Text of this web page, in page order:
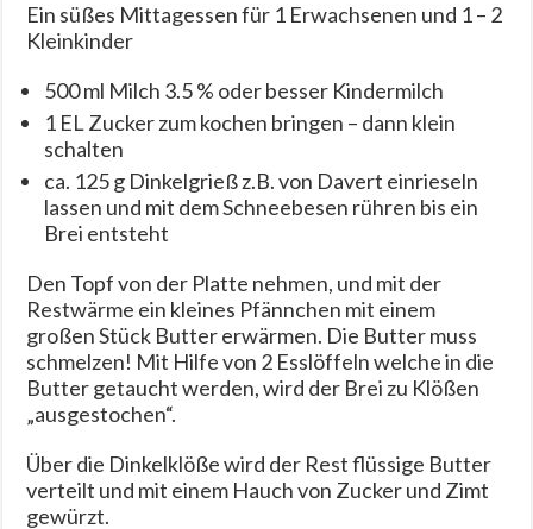
Ein süßes Mittagessen für 1 Erwachsenen und 1 – 2
Kleinkinder
500 ml Milch 3.5 % oder besser Kindermilch
1 EL Zucker zum kochen bringen – dann klein
schalten
ca. 125 g Dinkelgrieß z.B. von Davert einrieseln
lassen und mit dem Schneebesen rühren bis ein
Brei entsteht
Den Topf von der Platte nehmen, und mit der
Restwärme ein kleines Pfännchen mit einem
großen Stück Butter erwärmen. Die Butter muss
schmelzen! Mit Hilfe von 2 Esslöffeln welche in die
Butter getaucht werden, wird der Brei zu Klößen
„ausgestochen“.
Über die Dinkelklöße wird der Rest flüssige Butter
verteilt und mit einem Hauch von Zucker und Zimt
gewürzt.